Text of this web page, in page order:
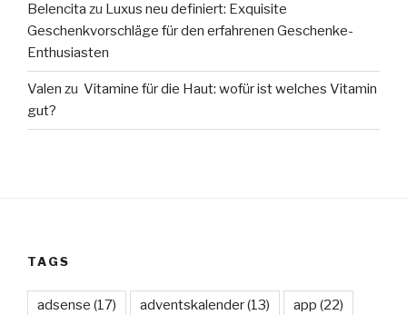
Belencita zu Luxus neu definiert: Exquisite
Geschenkvorschläge für den erfahrenen Geschenke-
Enthusiasten
Valen zu Vitamine für die Haut: wofür ist welches Vitamin
gut?
TAGS
adsense (17) adventskalender(13) app (22)